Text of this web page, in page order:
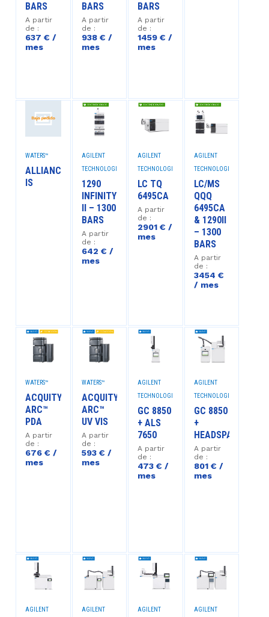
BARS
A partir
de :
637 € /
mes
BARS
A partir
de :
938 € /
mes
BARS
A partir
de :
1459 € /
mes
WATERS™
ALLIANCE
IS
AGILENT
TECHNOLOGIES™
1290
INFINITY
II – 1300
BARS
A partir
de :
642 € /
mes
AGILENT
TECHNOLOGIES™
LC TQ
6495CA
A partir
de :
2901 € /
mes
AGILENT
TECHNOLOGIES™
LC/MS
QQQ
6495CA
& 1290II
– 1300
BARS
A partir
de :
3454 €
/ mes
WATERS™
ACQUITY
ARC™
PDA
A partir
de :
676 € /
mes
WATERS™
ACQUITY
ARC™
UV VIS
A partir
de :
593 € /
mes
AGILENT
TECHNOLOGIES™
GC 8850
+ ALS
7650
A partir
de :
473 € /
mes
AGILENT
TECHNOLOGIES™
GC 8850
+
HEADSPACE
A partir
de :
801 € /
mes
AGILENT AGILENT AGILENT AGILENT